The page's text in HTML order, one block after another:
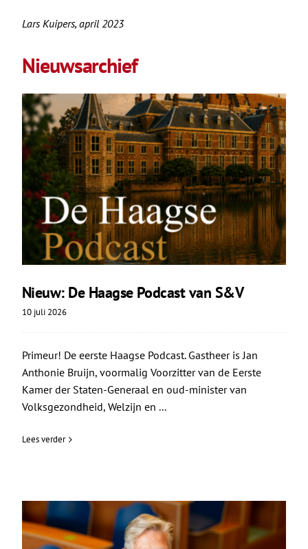
Lars Kuipers, april 2023
Nieuwsarchief
Nieuw: De Haagse Podcast van S&V
10 juli 2026
Primeur! De eerste Haagse Podcast. Gastheer is Jan
Anthonie Bruijn, voormalig Voorzitter van de Eerste
Kamer der Staten-Generaal en oud-minister van
Volksgezondheid, Welzijn en ...
Lees verder